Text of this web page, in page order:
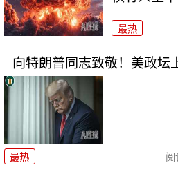
最热
向特朗普同志致敬！美政坛
最热 阅